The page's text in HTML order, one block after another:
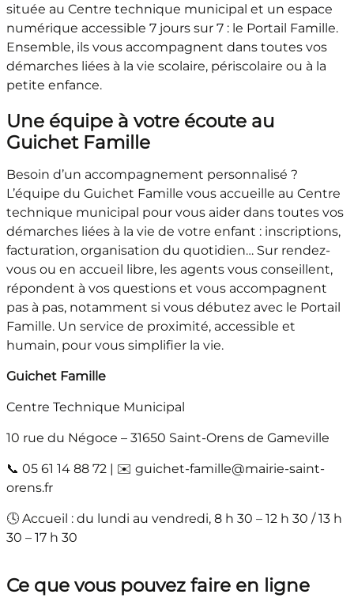
située au Centre technique municipal et un espace
numérique accessible 7 jours sur 7 : le Portail Famille.
Ensemble, ils vous accompagnent dans toutes vos
démarches liées à la vie scolaire, périscolaire ou à la
petite enfance.
Une équipe à votre écoute au
Guichet Famille
Besoin d’un accompagnement personnalisé ?
L’équipe du Guichet Famille vous accueille au Centre
technique municipal pour vous aider dans toutes vos
démarches liées à la vie de votre enfant : inscriptions,
facturation, organisation du quotidien… Sur rendez-
vous ou en accueil libre, les agents vous conseillent,
répondent à vos questions et vous accompagnent
pas à pas, notamment si vous débutez avec le Portail
Famille. Un service de proximité, accessible et
humain, pour vous simplifier la vie.
Guichet Famille
Centre Technique Municipal
10 rue du Négoce – 31650 Saint-Orens de Gameville
📞 05 61 14 88 72 | ✉️ guichet-famille@mairie-saint-
orens.fr
🕓 Accueil : du lundi au vendredi, 8 h 30 – 12 h 30 / 13 h
30 – 17 h 30
Ce que vous pouvez faire en ligne